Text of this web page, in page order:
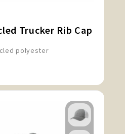
Trucker Rib Cap
polyester